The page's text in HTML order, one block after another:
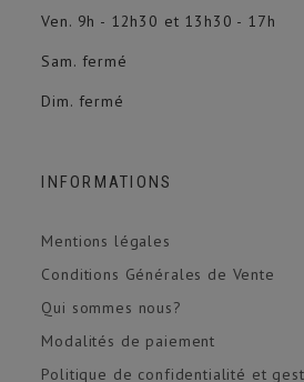
Ven. 9h - 12h30 et 13h30 - 17h
Sam. fermé
Dim. fermé
INFORMATIONS
Mentions légales
Conditions Générales de Vente
Qui sommes nous?
Modalités de paiement
Politique de confidentialité et